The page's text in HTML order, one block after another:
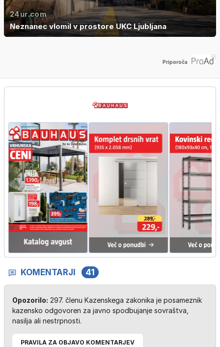
24ur.com
Neznanec vlomil v prostore UKC Ljubljana
Priporoča
KOMENTARJI 41
Opozorilo: 297. členu Kazenskega zakonika je posameznik
kazensko odgovoren za javno spodbujanje sovraštva,
nasilja ali nestrpnosti.
PRAVILA ZA OBJAVO KOMENTARJEV